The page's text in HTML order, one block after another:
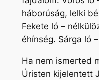
háborúság, lelki
Fekete ló –
éhínség. Sárga ló
Ha nem ismerted
Úristen kijelentett